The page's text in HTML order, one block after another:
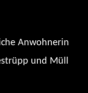
Anwohnerin
und Müll